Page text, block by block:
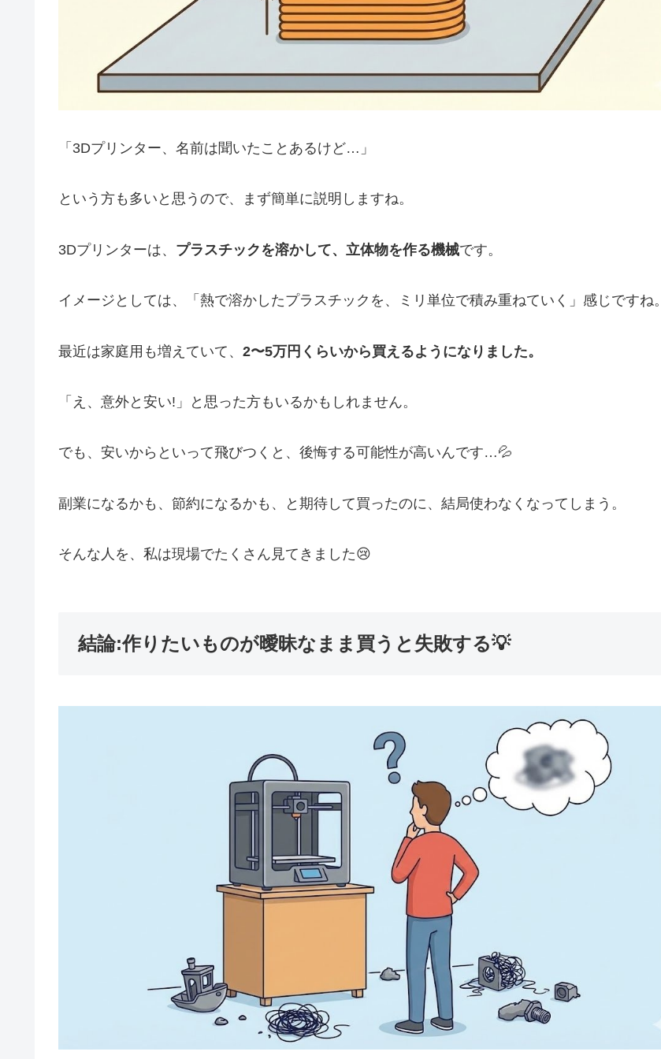
「3Dプリンター、名前は聞いたことあるけど…」
という方も多いと思うので、まず簡単に説明しますね。
3Dプリンターは、 プラスチックを溶かして、立体物を作る機械です。
イメージとしては、「熱で溶かしたプラスチックを、ミリ単位で積み重ねていく」感じですね。
最近は家庭用も増えていて、 2〜5万円くらいから買えるようになりました。
「え、意外と安い!」と思った方もいるかもしれません。
でも、安いからといって飛びつくと、後悔する可能性が高いんです…💦
副業になるかも、節約になるかも、と期待して買ったのに、結局使わなくなってしまう。
そんな人を、私は現場でたくさん見てきました😢
結論:作りたいものが曖昧なまま買うと失敗する💡